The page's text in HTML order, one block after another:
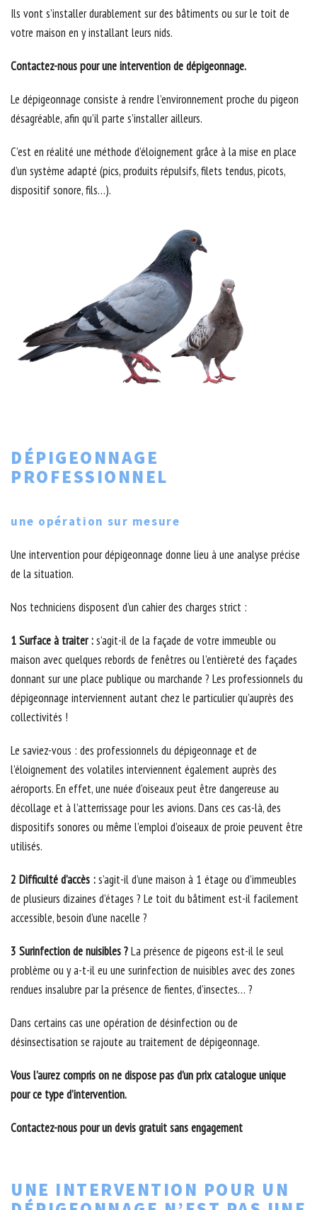
Ils vont s’installer durablement sur des bâtiments ou sur le toit de
votre maison en y installant leurs nids.
Contactez-nous pour une intervention de dépigeonnage.
Le dépigeonnage consiste à rendre l’environnement proche du pigeon
désagréable, afin qu’il parte s’installer ailleurs.
C’est en réalité une méthode d’éloignement grâce à la mise en place
d’un système adapté (pics, produits répulsifs, filets tendus, picots,
dispositif sonore, fils…).
DÉPIGEONNAGE
PROFESSIONNEL
une opération sur mesure
Une intervention pour dépigeonnage donne lieu à une analyse précise
de la situation.
Nos techniciens disposent d’un cahier des charges strict :
1 Surface à traiter :s’agit-il de la façade de votre immeuble ou
maison avec quelques rebords de fenêtres ou l’entièreté des façades
donnant sur une place publique ou marchande ? Les professionnels du
dépigeonnage interviennent autant chez le particulier qu’auprès des
collectivités !
Le saviez-vous : des professionnels du dépigeonnage et de
l’éloignement des volatiles interviennent également auprès des
aéroports. En effet, une nuée d’oiseaux peut être dangereuse au
décollage et à l’atterrissage pour les avions. Dans ces cas-là, des
dispositifs sonores ou même l’emploi d’oiseaux de proie peuvent être
utilisés.
2 Difficulté d’accès :s’agit-il d’une maison à 1 étage ou d’immeubles
de plusieurs dizaines d’étages ? Le toit du bâtiment est-il facilement
accessible, besoin d'une nacelle ?
3 Surinfection de nuisibles ?La présence de pigeons est-il le seul
problème ou y a-t-il eu une surinfection de nuisibles avec des zones
rendues insalubre par la présence de fientes, d’insectes… ?
Dans certains cas une opération de désinfection ou de
désinsectisation se rajoute au traitement de dépigeonnage.
Vous l’aurez compris on ne dispose pas d’un prix catalogue unique
pour ce type d’intervention.
Contactez-nous pour un devis gratuit sans engagement
UNE INTERVENTION POUR UN